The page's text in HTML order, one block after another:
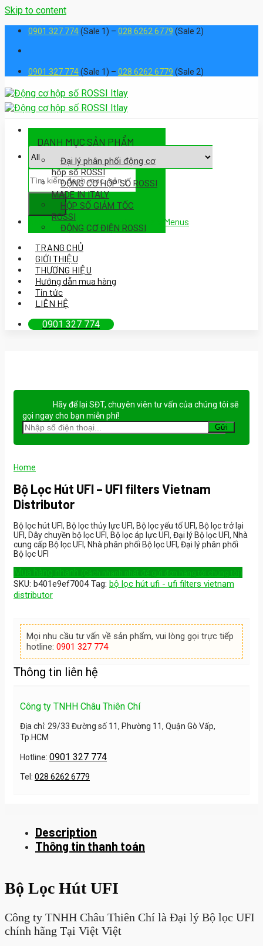
Skip to content
0901 327 774(Sale 1) – 028 6262 6779 (Sale 2)
0901 327 774(Sale 1) – 028 6262 6779 (Sale 2)
Assign a menu in Theme Options > Menus
DANH MỤC SẢN PHẨM
Đại lý phân phối động cơ
hộp số ROSSI
ĐỘNG CƠ HỘP SỐ ROSSI
MADE IN ITALY
HỘP SỐ GIẢM TỐC
ROSSI
ĐỘNG CƠ ĐIỆN ROSSI
TRANG CHỦ
GIỚI THIỆU
THƯƠNG HIỆU
Hướng dẫn mua hàng
Tin tức
LIÊN HỆ
0901 327 774
Hãy để lại SĐT, chuyên viên tư vấn của chúng tôi sẽ
gọi ngay cho bạn miễn phí!
Home
Bộ Lọc Hút UFI – UFI filters Vietnam
Distributor
Bộ lọc hút UFI, Bộ lọc thủy lực UFI, Bộ lọc yếu tố UFI, Bộ lọc trở lại
UFI, Dây chuyền bộ lọc UFI, Bộ lọc áp lực UFI, Đại lý Bộ lọc UFI, Nhà
cung cấp Bộ lọc UFI, Nhà phân phối Bộ lọc UFI, Đại lý phân phối
Bộ lọc UFI
Mua hàng nhanh (Cách nhanh nhất để gửi đơn hàng tới chúng tôi)
SKU: b401e9ef7004 Tag: bộ lọc hút ufi - ufi filters vietnam
distributor
Mọi nhu cầu tư vấn về sản phẩm, vui lòng gọi trực tiếp
hotline: 0901 327 774
Thông tin liên hệ
Công ty TNHH Châu Thiên Chí
Địa chỉ: 29/33 Đường số 11, Phường 11, Quận Gò Vấp,
Tp.HCM
Hotline: 0901 327 774
Tel: 028 6262 6779
Description
Thông tin thanh toán
Bộ Lọc Hút UFI
Công ty TNHH Châu Thiên Chí là Đại lý Bộ lọc UFI
chính hãng Tại Việt Việt